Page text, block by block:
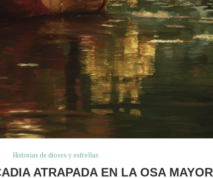
Historias de dioses y estrellas
ATRAPADA EN LA OSA MAYOR